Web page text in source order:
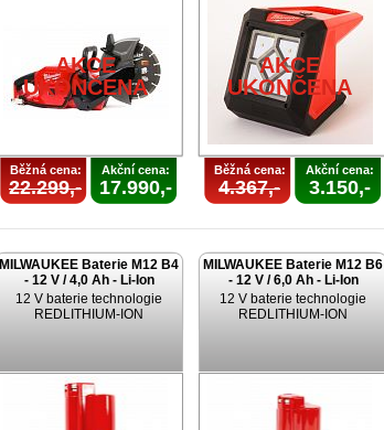
AKCE
UKONČENA
Běžná cena:
22.299,-
Akční cena:
17.990,-
AKCE
UKONČENA
Běžná cena:
4.367,-
Akční cena:
3.150,-
MILWAUKEE Baterie M12 B4
- 12 V / 4,0 Ah - Li-Ion
12 V baterie technologie
REDLITHIUM-ION
MILWAUKEE Baterie M12 B6
- 12 V / 6,0 Ah - Li-Ion
12 V baterie technologie
REDLITHIUM-ION